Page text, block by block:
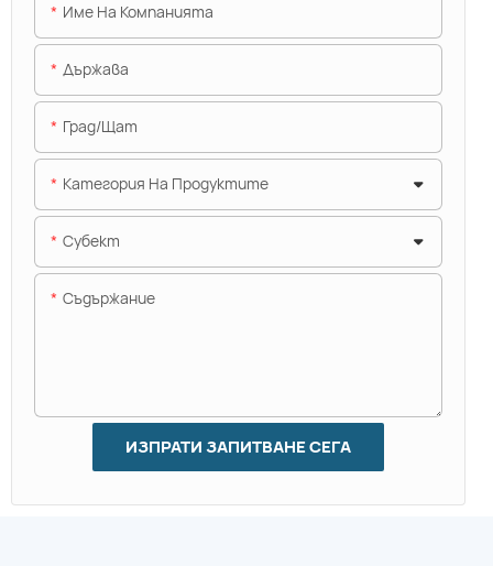
Име На Компанията
Държава
Град/щат
Категория На Продуктите
Субект
Съдържание
ИЗПРАТИ ЗАПИТВАНЕ СЕГА